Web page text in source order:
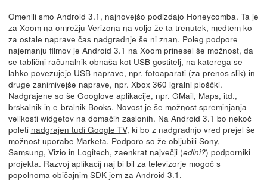
Omenili smo Android 3.1, najnovejšo podizdajo Honeycomba. Ta je
za Xoom na omrežju Verizona na voljo že ta trenutek, medtem ko
za ostale naprave čas nadgradnje še ni znan. Poleg podpore
najemanju filmov je Android 3.1 na Xoom prinesel še možnost, da
se tablični računalnik obnaša kot USB gostitelj, na katerega se
lahko povezujejo USB naprave, npr. fotoaparati (za prenos slik) in
druge zanimivejše naprave, npr. Xbox 360 igralni ploščki.
Nadgrajene so še Googlove aplikacije, npr. GMail, Maps, itd.,
brskalnik in e-bralnik Books. Novost je še možnost spreminjanja
velikosti widgetov na domačih zaslonih. Na Android 3.1 bo nekoč
poleti nadgrajen tudi Google TV, ki bo z nadgradnjo vred prejel še
možnost uporabe Marketa. Podporo so že obljubili Sony,
Samsung, Vizio in Logitech, zaenkrat največji (edini?) podporniki
projekta. Razvoj aplikacij naj bi bil za televizorje mogoč s
popolnoma običajnim SDK-jem za Android 3.1.